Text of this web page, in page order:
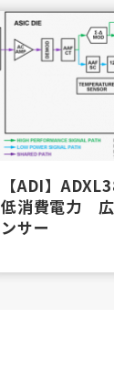
【ADI】
低消費電力
ンサー